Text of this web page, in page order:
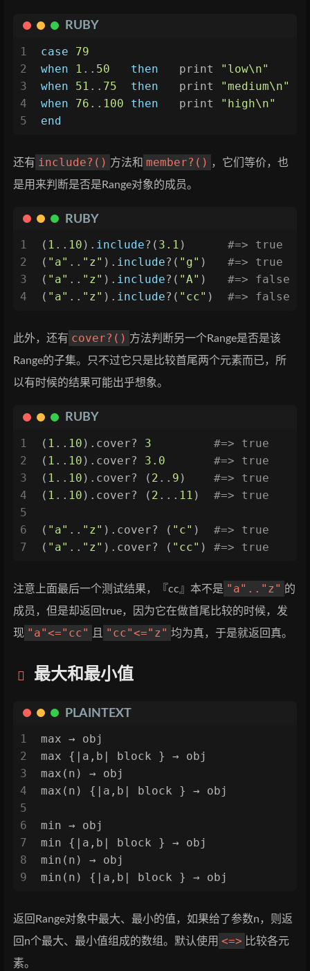
RUBY
1
2
3
4
5
case
79
when
1 .. 50 then
   print
"low\n"
when
51 .. 75 then
   print
"medium\n"
when
76 .. 100 then
   print
"high\n"
end
还有 include?() 方法和 member?()
，它们等价，也
是用来判断是否是Range对象的成员。
RUBY
1
2
3
4
( 1 .. 10 ). include?( 3.1 ) #=> true
( "a" .. "z" ). include?( "g" ) #=> true
( "a" .. "z" ). include?( "A" ) #=> false
( "a" .. "z" ). include?( "cc" ) #=> false
此外，还有 cover?() 方法判断另一个Range是否是该
Range的子集。只不过它只是比较首尾两个元素而已，所
以有时候的结果可能出乎想象。
RUBY
1
2
3
4
5
6
7
( 1 .. 10 ).cover? 3
#=> true
( 1 .. 10 ).cover? 3.0
#=> true
( 1 .. 10 ).cover? ( 2 .. 9 ) #=> true
( 1 .. 10 ).cover? ( 2 ... 11 ) #=> true
( "a" .. "z" ).cover? ( "c" ) #=> true
( "a" .. "z" ).cover? ( "cc" ) #=> true
注意上面最后一个测试结果，『cc』本不是 "a".."z" 的
成员，但是却返回true，因为它在做首尾比较的时候，发
现 "a"<="cc" 且 "cc"<="z" 均为真，于是就返回真。
最大和最小值
PLAINTEXT
1
2
3
4
5
6
7
8
9
max → obj
max {|a,b| block } → obj
max(n) → obj
max(n) {|a,b| block } → obj
min → obj
min {|a,b| block } → obj
min(n) → obj
min(n) {|a,b| block } → obj
返回Range对象中最大、最小的值，如果给了参数n，则返
回n个最大、最小值组成的数组。默认使用 <=> 比较各元
素。